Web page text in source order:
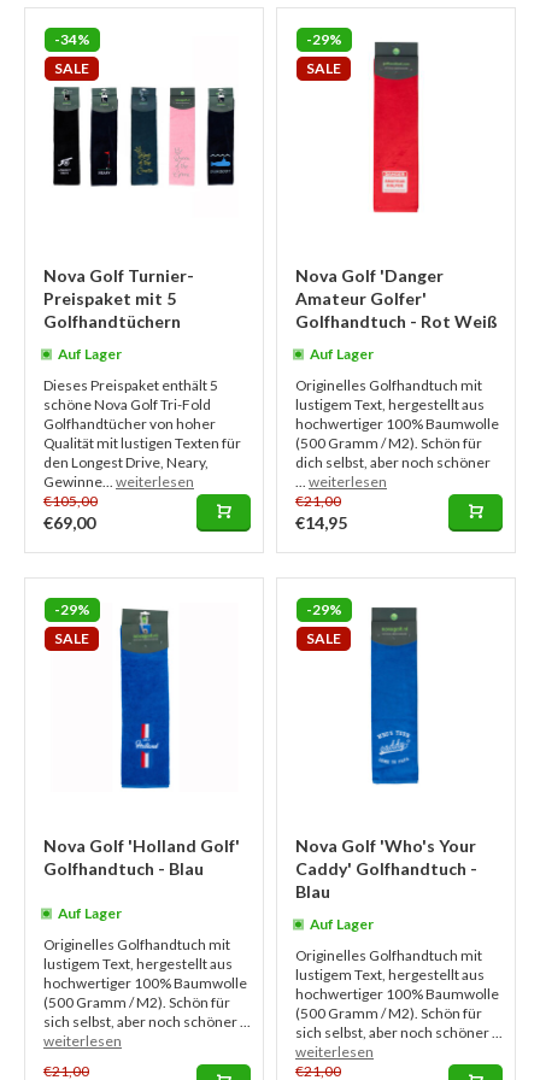
-34%
SALE
Nova Golf Turnier-
Preispaket mit 5
Golfhandtüchern
Auf Lager
Dieses Preispaket enthält 5
schöne Nova Golf Tri-Fold
Golfhandtücher von hoher
Qualität mit lustigen Texten für
den Longest Drive, Neary,
Gewinne... weiterlesen
€105,00
€69,00
-29%
SALE
Nova Golf 'Danger
Amateur Golfer'
Golfhandtuch - Rot Weiß
Auf Lager
Originelles Golfhandtuch mit
lustigem Text, hergestellt aus
hochwertiger 100% Baumwolle
(500 Gramm / M2). Schön für
dich selbst, aber noch schöner
... weiterlesen
€21,00
€14,95
-29%
SALE
Nova Golf 'Holland Golf'
Golfhandtuch - Blau
Auf Lager
Originelles Golfhandtuch mit
lustigem Text, hergestellt aus
hochwertiger 100% Baumwolle
(500 Gramm / M2). Schön für
sich selbst, aber noch schöner ...
weiterlesen
€21,00
-29%
SALE
Nova Golf 'Who's Your
Caddy' Golfhandtuch -
Blau
Auf Lager
Originelles Golfhandtuch mit
lustigem Text, hergestellt aus
hochwertiger 100% Baumwolle
(500 Gramm / M2). Schön für
sich selbst, aber noch schöner ...
weiterlesen
€21,00